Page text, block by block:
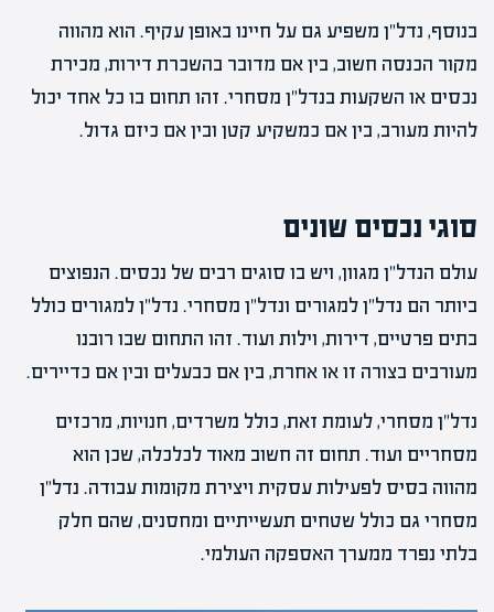
בנוסף, נדל"ן משפיע גם על חיינו באופן עקיף. הוא מהווה
מקור הכנסה חשוב, בין אם מדובר בהשכרת דירות, מכירת
נכסים או השקעות בנדל"ן מסחרי. זהו תחום בו כל אחד יכול
להיות מעורב, בין אם כמשקיע קטן ובין אם כיזם גדול.
סוגי נכסים שונים
עולם הנדל"ן מגוון, ויש בו סוגים רבים של נכסים. הנפוצים
ביותר הם נדל"ן למגורים ונדל"ן מסחרי. נדל"ן למגורים כולל
בתים פרטיים, דירות, וילות ועוד. זהו התחום שבו רובנו
מעורבים בצורה זו או אחרת, בין אם כבעלים ובין אם כדיירים.
נדל"ן מסחרי, לעומת זאת, כולל משרדים, חנויות, מרכזים
מסחריים ועוד. תחום זה חשוב מאוד לכלכלה, שכן הוא
מהווה בסיס לפעילות עסקית ויצירת מקומות עבודה. נדל"ן
מסחרי גם כולל שטחים תעשייתיים ומחסנים, שהם חלק
בלתי נפרד ממערך האספקה העולמי.